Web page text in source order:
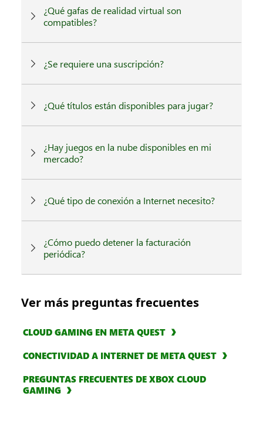
¿Qué gafas de realidad virtual son
compatibles?
¿Se requiere una suscripción?
¿Qué títulos están disponibles para jugar?
¿Hay juegos en la nube disponibles en mi
mercado?
¿Qué tipo de conexión a Internet necesito?
¿Cómo puedo detener la facturación
periódica?
Ver más preguntas frecuentes
CLOUD GAMING EN META QUEST
CONECTIVIDAD A INTERNET DE META QUEST
PREGUNTAS FRECUENTES DE XBOX CLOUD
GAMING